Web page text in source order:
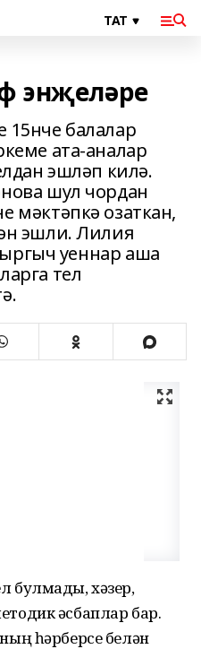
энҗеләре
15нче балалар
ата-аналар
эшләп килә.
шул чордан
мәктәпкә озаткан,
эшли. Лилия
уеннар аша
тел
булмады, хәзер,
әсбаплар бар.
һәрберсе белән